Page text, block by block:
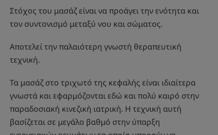
Στόχος του μασάζ είναι να προάγει την ενότητα και
τον συντονισμό μεταξύ νου και σώματος.
Αποτελεί την παλαιότερη γνωστή θεραπευτική
τεχνική.
Τα μασάζ στο τριχωτό της κεφαλής είναι ιδιαίτερα
γνωστά και εφαρμόζονται εδώ και πολύ καιρό στην
παραδοσιακή κινεζική ιατρική. Η τεχνική αυτή
βασίζεται σε μεγάλο βαθμό στην ύπαρξη